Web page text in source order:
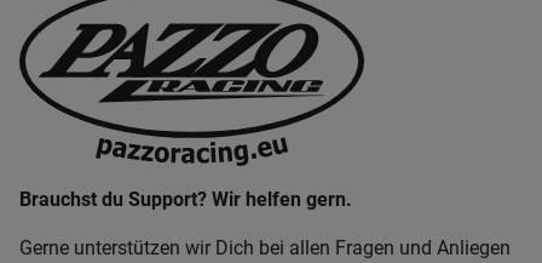
Brauchst du Support? Wir helfen gern.
Gerne unterstützen wir Dich bei allen Fragen und Anliegen